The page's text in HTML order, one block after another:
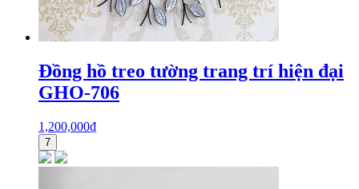
Đồng hồ treo tường trang trí hiện đại
GHO-706
1,200,000₫
7